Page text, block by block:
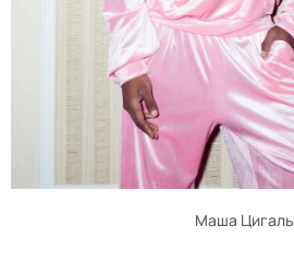
Маша Цигаль